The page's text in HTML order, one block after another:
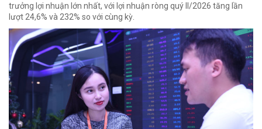
trưởng lợi nhuận lớn nhất, với lợi nhuận ròng quý II/2026 tăng lần
lượt 24,6% và 232% so với cùng kỳ.